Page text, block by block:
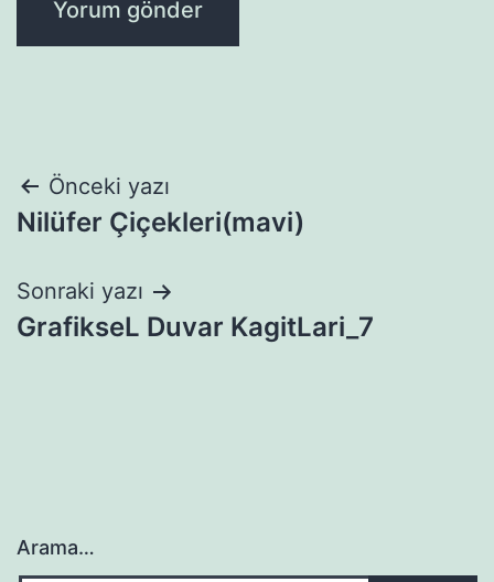
Yazı
gezinmesi
Önceki yazı
Nilüfer Çiçekleri(mavi)
Sonraki yazı
GrafikseL Duvar KagitLari_7
Arama…